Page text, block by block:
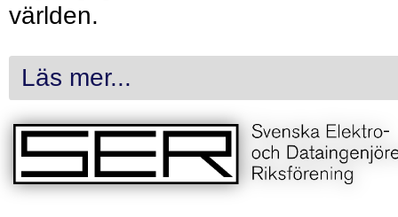
världen.
Läs mer...